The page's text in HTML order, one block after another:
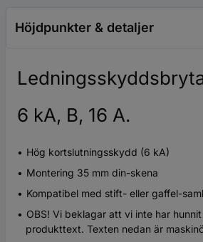
Höjdpunkter & detaljer
6 kA, B, 16 A.
Hög kortslutningsskydd (6 kA)
Montering 35 mm din-skena
Kompatibel med stift- eller gaffel-
OBS! Vi beklagar att vi inte har
produkttext. Texten nedan är